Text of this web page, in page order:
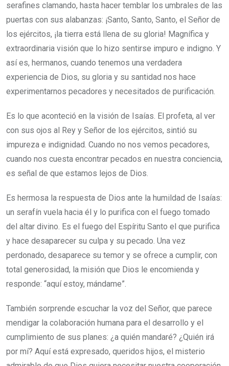
serafines clamando, hasta hacer temblar los umbrales de las
puertas con sus alabanzas: ¡Santo, Santo, Santo, el Señor de
los ejércitos, ¡la tierra está llena de su gloria! Magnífica y
extraordinaria visión que lo hizo sentirse impuro e indigno. Y
así es, hermanos, cuando tenemos una verdadera
experiencia de Dios, su gloria y su santidad nos hace
experimentarnos pecadores y necesitados de purificación.
Es lo que aconteció en la visión de Isaías. El profeta, al ver
con sus ojos al Rey y Señor de los ejércitos, sintió su
impureza e indignidad. Cuando no nos vemos pecadores,
cuando nos cuesta encontrar pecados en nuestra conciencia,
es señal de que estamos lejos de Dios.
Es hermosa la respuesta de Dios ante la humildad de Isaías:
un serafín vuela hacia él y lo purifica con el fuego tomado
del altar divino. Es el fuego del Espíritu Santo el que purifica
y hace desaparecer su culpa y su pecado. Una vez
perdonado, desaparece su temor y se ofrece a cumplir, con
total generosidad, la misión que Dios le encomienda y
responde: “aquí estoy, mándame”.
También sorprende escuchar la voz del Señor, que parece
mendigar la colaboración humana para el desarrollo y el
cumplimiento de sus planes: ¿a quién mandaré? ¿Quién irá
por mí? Aquí está expresado, queridos hijos, el misterio